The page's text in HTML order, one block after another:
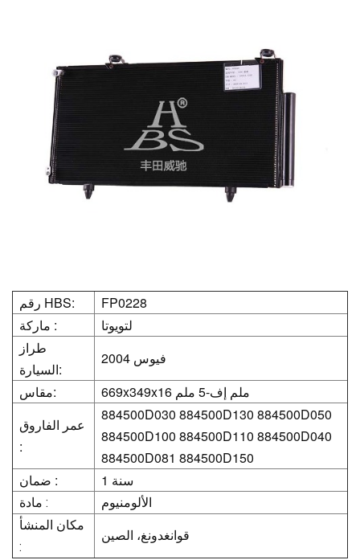
رقم HBS:
FP0228
ماركة :
لتويوتا
طراز
السيارة:
فيوس 2004
مقاس:
669x349x16 ملم إف-5 ملم
عمر الفاروق
:
884500D030 884500D130 884500D050
884500D100 884500D110 884500D040
884500D081 884500D150
ضمان :
1 سنة
مادة :
الألومنيوم
مكان المنشأ
:
قوانغدونغ، الصين